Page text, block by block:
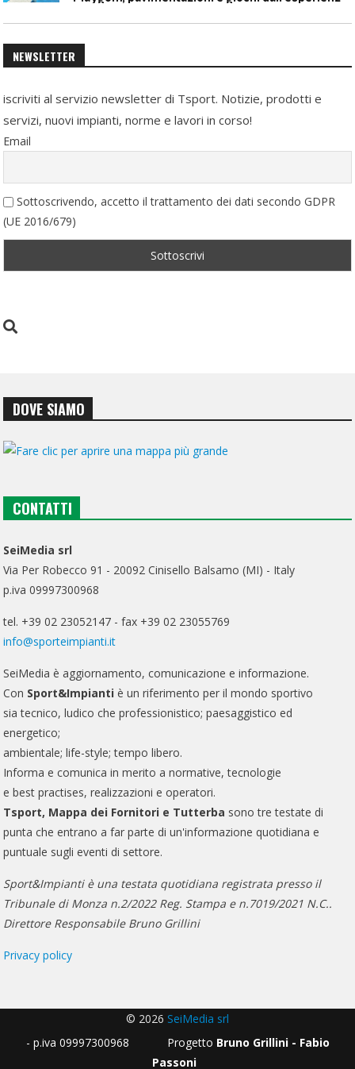
NEWSLETTER
iscriviti al servizio newsletter di Tsport. Notizie, prodotti e
servizi, nuovi impianti, norme e lavori in corso!
Email
Sottoscrivendo, accetto il trattamento dei dati secondo GDPR
(UE 2016/679)
DOVE SIAMO
CONTATTI
SeiMedia srl
Via Per Robecco 91 - 20092 Cinisello Balsamo (MI) - Italy
p.iva 09997300968
tel. +39 02 23052147 - fax +39 02 23055769
info@sporteimpianti.it
SeiMedia è aggiornamento, comunicazione e informazione.
Con Sport&Impianti è un riferimento per il mondo sportivo
sia tecnico, ludico che professionistico; paesaggistico ed
energetico;
ambientale; life-style; tempo libero.
Informa e comunica in merito a normative, tecnologie
e best practises, realizzazioni e operatori.
Tsport, Mappa dei Fornitori e Tutterba sono tre testate di
punta che entrano a far parte di un'informazione quotidiana e
puntuale sugli eventi di settore.
Sport&Impianti è una testata quotidiana registrata presso il
Tribunale di Monza n.2/2022 Reg. Stampa e n.7019/2021 N.C..
Direttore Responsabile Bruno Grillini
Privacy policy
© 2026 SeiMedia srl
- p.iva 09997300968 Progetto Bruno Grillini - Fabio
Passoni